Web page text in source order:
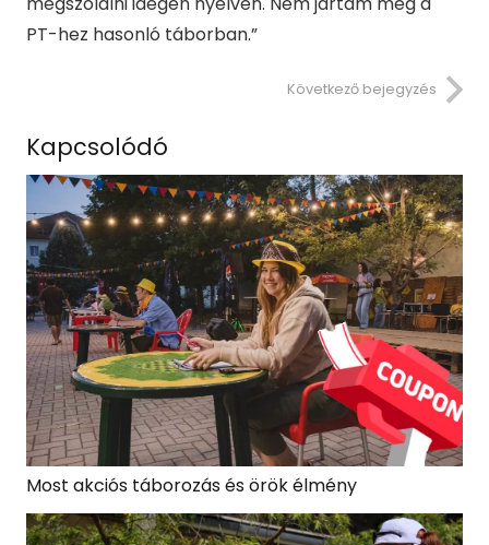
PT-hez hasonló táborban.”
Következő bejegyzés
Kapcsolódó
Most akciós táborozás és örök élmény